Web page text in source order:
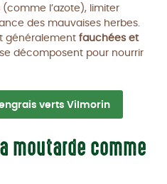
(comme l’azote), limiter
des mauvaises herbes.
généralement fauchées et
décomposent pour nourrir
verts Vilmorin
moutarde comme